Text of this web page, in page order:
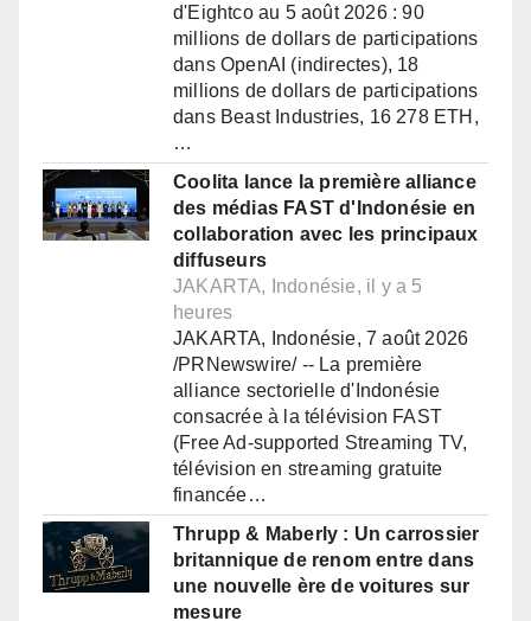
d'Eightco au 5 août 2026 : 90
millions de dollars de participations
dans OpenAI (indirectes), 18
millions de dollars de participations
dans Beast Industries, 16 278 ETH,
…
Coolita lance la première alliance
des médias FAST d'Indonésie en
collaboration avec les principaux
diffuseurs
JAKARTA, Indonésie, il y a 5
heures
JAKARTA, Indonésie, 7 août 2026
/PRNewswire/ -- La première
alliance sectorielle d'Indonésie
consacrée à la télévision FAST
(Free Ad-supported Streaming TV,
télévision en streaming gratuite
financée…
Thrupp & Maberly : Un carrossier
britannique de renom entre dans
une nouvelle ère de voitures sur
mesure